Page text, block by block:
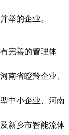
举的企业。
完善的管理体
南省瞪羚企业、
中小企业、河南
新乡市智能流体